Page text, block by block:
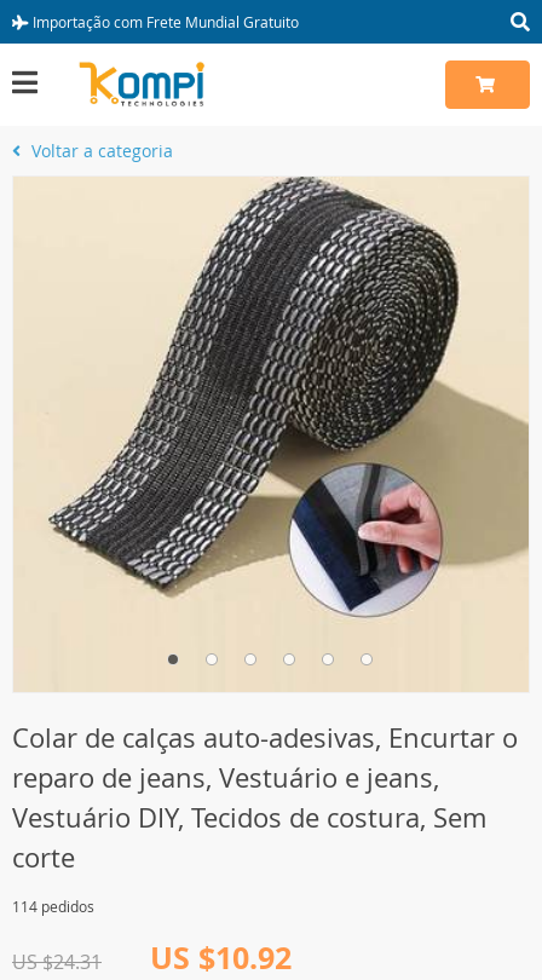
Importação com Frete Mundial Gratuito
Voltar a categoria
Colar de calças auto-adesivas, Encurtar o
reparo de jeans, Vestuário e jeans,
Vestuário DIY, Tecidos de costura, Sem
corte
114 pedidos
US $24.31 US $10.92